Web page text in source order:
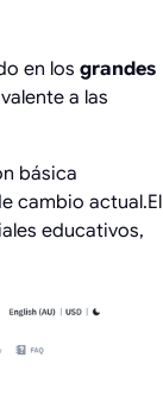
en los grandes
a las
básica
cambio actual.El
educativos,